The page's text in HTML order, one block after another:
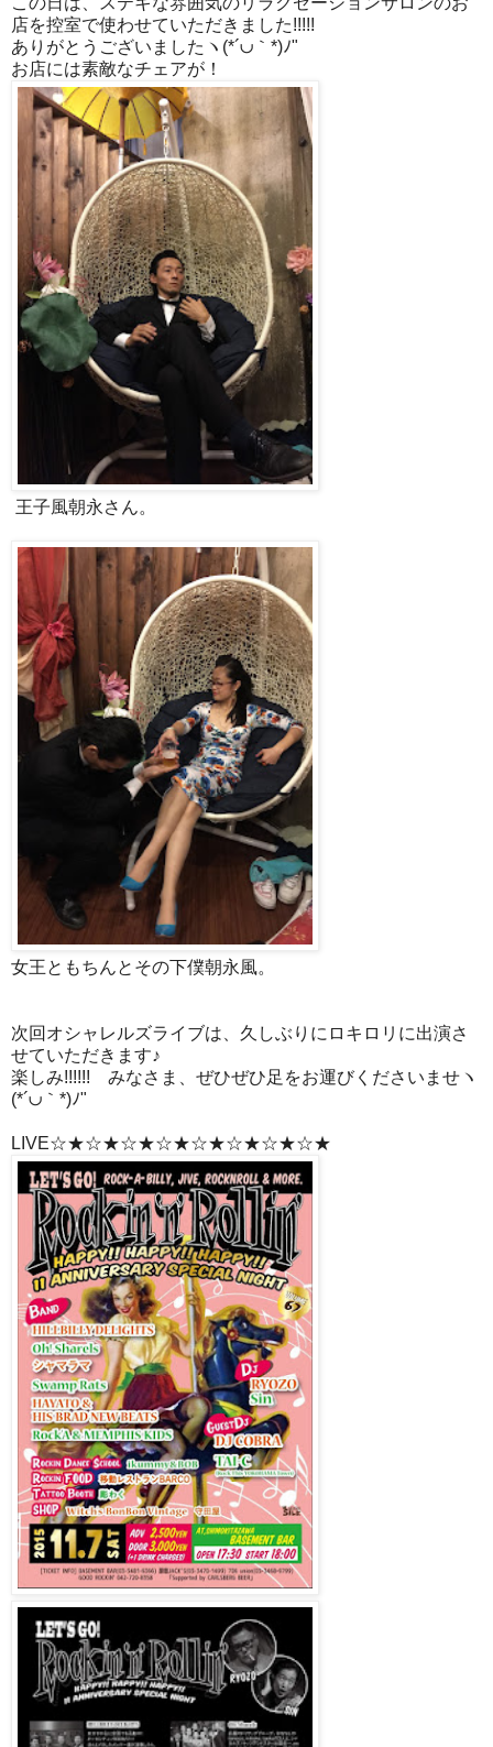
店を控室で使わせていただきました!!!!!
ありがとうございましたヽ(*´∪｀*)ﾉ"
お店には素敵なチェアが！
王子風朝永さん。
女王ともちんとその下僕朝永風。
次回オシャレルズライブは、久しぶりにロキロリに出演さ
せていただきます♪
楽しみ!!!!!! みなさま、ぜひぜひ足をお運びくださいませヽ
(*´∪｀*)ﾉ"
LIVE☆★☆★☆★☆★☆★☆★☆★☆★